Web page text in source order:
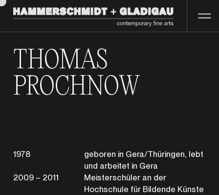
THOMAS
PROCHNOW
1978
geboren in Gera/Thüringen, lebt
und arbeitet in Gera
2009 – 2011
Meisterschüler an der
Hochschule für Bildende Künste